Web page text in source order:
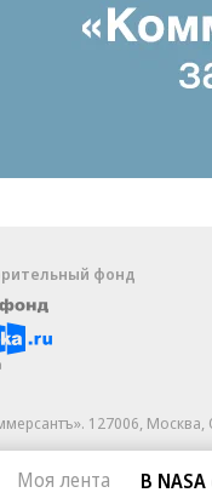
Моя лента В
фонд
127006, Москва,
«Коммерсантъ»
службой по надзору в